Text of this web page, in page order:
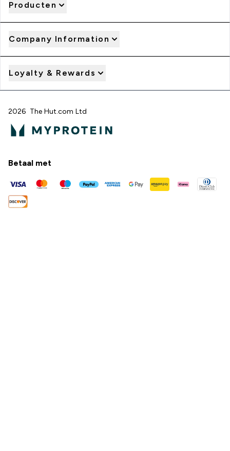
Producten
Company Information
Loyalty & Rewards
2026 The Hut.com Ltd
Betaal met